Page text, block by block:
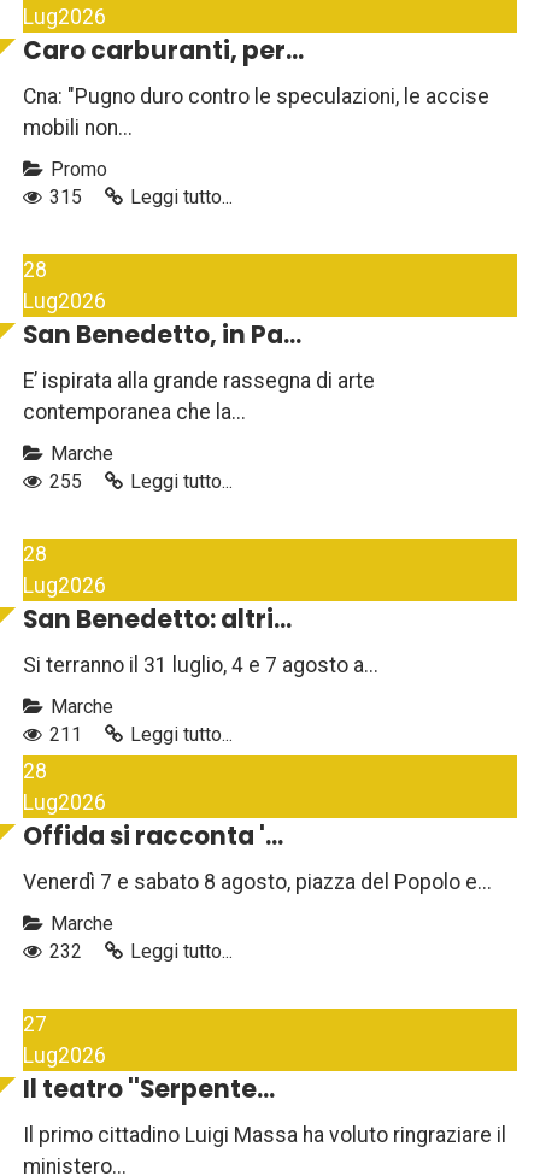
Lug2026
Caro carburanti, per...
Cna: "Pugno duro contro le speculazioni, le accise
mobili non...
Promo
315
Leggi tutto...
28
Lug2026
San Benedetto, in Pa...
E’ ispirata alla grande rassegna di arte
contemporanea che la...
Marche
255
Leggi tutto...
28
Lug2026
San Benedetto: altri...
Si terranno il 31 luglio, 4 e 7 agosto a...
Marche
211
Leggi tutto...
28
Lug2026
Offida si racconta '...
Venerdì 7 e sabato 8 agosto, piazza del Popolo e...
Marche
232
Leggi tutto...
27
Lug2026
Il teatro ''Serpente...
Il primo cittadino Luigi Massa ha voluto ringraziare il
ministero...